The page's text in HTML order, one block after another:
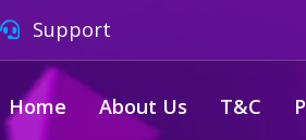
Support
Home About Us T&C